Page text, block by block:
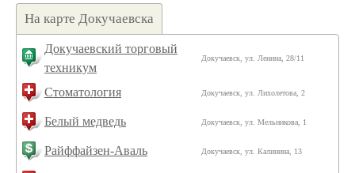
На карте Докучаевска
Докучаевский торговый
техникум
Докучаевск, ул. Ленина, 28/11
Стоматология Докучаевск, ул. Лихолетова, 2
Белый медведь Докучаевск, ул. Мельникова, 1
Райффайзен-Аваль Докучаевск, ул. Калинина, 13